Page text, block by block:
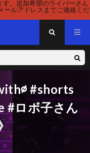
。追加希望のライバーさん
ールアドレスまでご連絡くだ
#shorts
#ロボ子さん